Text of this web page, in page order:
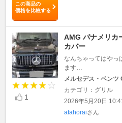
この商品の
価格を比較する
1
AMG パナメリカ
カバー
なんちゃってはやっ
ます…
メルセデス・ベンツ
カテゴリ：グリル
2026年5月20日
atahoraiさん